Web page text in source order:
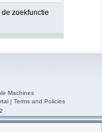
zoekfunctie
Machines
| Terms and Policies